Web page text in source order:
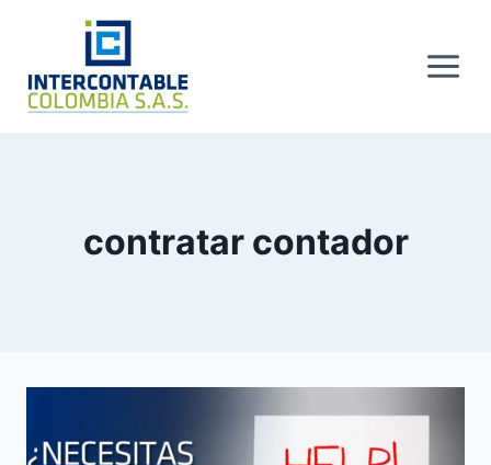
content
contratar contador